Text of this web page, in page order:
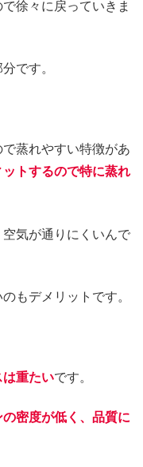
徐々に戻っていきま
です。
蒸れやすい特徴があ
トするので特に蒸れ
気が通りにくいんで
もデメリットです。
は重たいです。
密度が低く、品質に